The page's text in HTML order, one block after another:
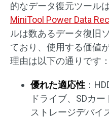
的なデータ復元ツール
MiniTool Power Data
ルは数あるデータ復旧
ており、使用する価値
理由は以下の通りです：
優れた適応性 ：
ドライブ、SDカ
ストレージデバイ